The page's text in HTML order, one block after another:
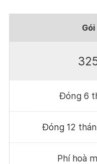
Đóng 6
Đóng 12
Phí hoà